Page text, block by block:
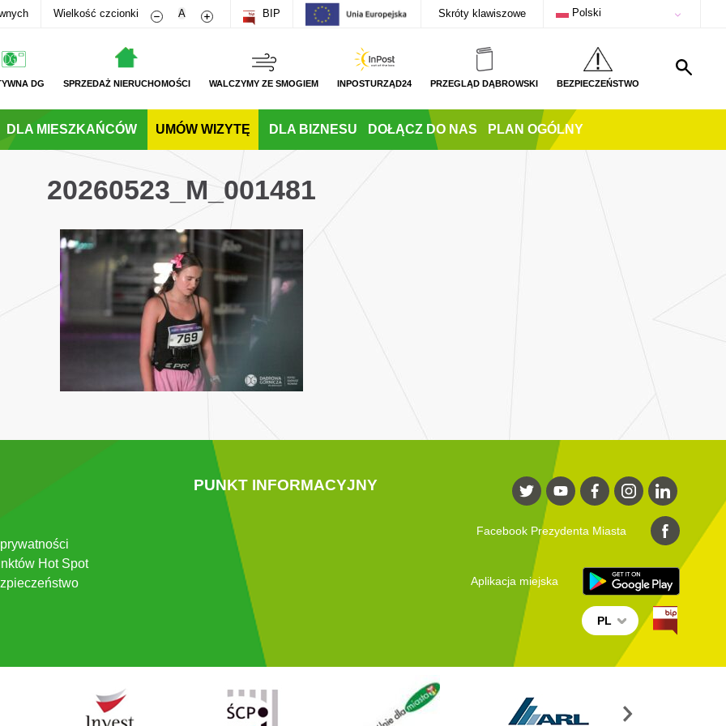
Wielkość czcionki Zmniejsz rozmiar czcionki
A Zwiększ rozmiar czcionki
BIP Skróty klawiszowe Polski
DG SPRZEDAŻ NIERUCHOMOŚCI WALCZYMY ZE SMOGIEM INPOSTURZĄD24 PRZEGLĄD DĄBROWSKI BEZPIECZEŃSTWO
DLA MIESZKAŃCÓW UMÓW WIZYTĘ DLA BIZNESU DOŁĄCZ DO NAS PLAN OGÓLNY
20260523_M_001481
Hot Spot
PUNKT INFORMACYJNY
Facebook Prezydenta Miasta
Aplikacja miejska
PL